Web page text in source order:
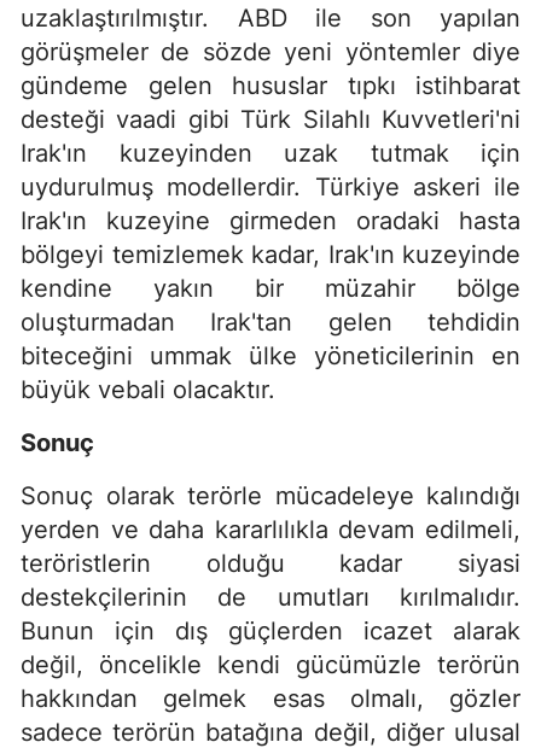
uzaklaştırılmıştır. ABD ile son yapılan
görüşmeler de sözde yeni yöntemler diye
gündeme gelen hususlar tıpkı istihbarat
desteği vaadi gibi Türk Silahlı Kuvvetleri'ni
Irak'ın kuzeyinden uzak tutmak için
uydurulmuş modellerdir. Türkiye askeri ile
Irak'ın kuzeyine girmeden oradaki hasta
bölgeyi temizlemek kadar, Irak'ın kuzeyinde
kendine yakın bir müzahir bölge
oluşturmadan Irak'tan gelen tehdidin
biteceğini ummak ülke yöneticilerinin en
büyük vebali olacaktır.
Sonuç
Sonuç olarak terörle mücadeleye kalındığı
yerden ve daha kararlılıkla devam edilmeli,
teröristlerin olduğu kadar siyasi
destekçilerinin de umutları kırılmalıdır.
Bunun için dış güçlerden icazet alarak
değil, öncelikle kendi gücümüzle terörün
hakkından gelmek esas olmalı, gözler
sadece terörün batağına değil, diğer ulusal